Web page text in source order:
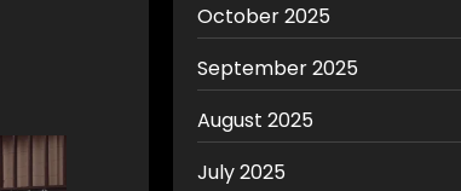
October 2025
September 2025
August 2025
July 2025